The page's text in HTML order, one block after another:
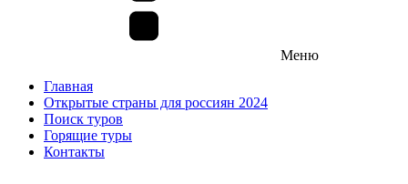
Меню
Главная
Открытые страны для россиян 2024
Поиск туров
Горящие туры
Контакты